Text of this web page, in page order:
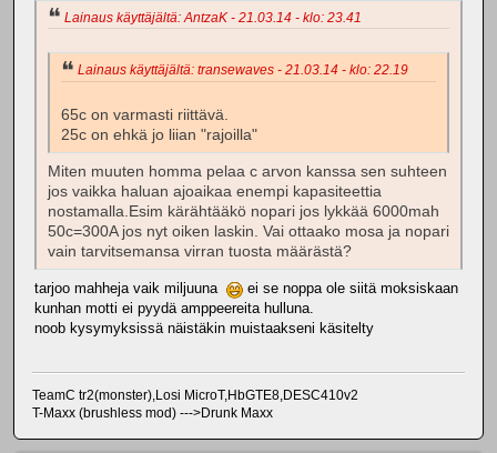
Lainaus käyttäjältä: AntzaK - 21.03.14 - klo: 23.41
Lainaus käyttäjältä: transewaves - 21.03.14 - klo: 22.19
65c on varmasti riittävä.
25c on ehkä jo liian "rajoilla"
Miten muuten homma pelaa c arvon kanssa sen suhteen
jos vaikka haluan ajoaikaa enempi kapasiteettia
nostamalla.Esim kärähtääkö nopari jos lykkää 6000mah
50c=300A jos nyt oiken laskin. Vai ottaako mosa ja nopari
vain tarvitsemansa virran tuosta määrästä?
tarjoo mahheja vaik miljuuna
ei se noppa ole siitä moksiskaan
kunhan motti ei pyydä amppeereita hulluna.
noob kysymyksissä näistäkin muistaakseni käsitelty
TeamC tr2(monster),Losi MicroT,HbGTE8,DESC410v2
T-Maxx (brushless mod) --->Drunk Maxx